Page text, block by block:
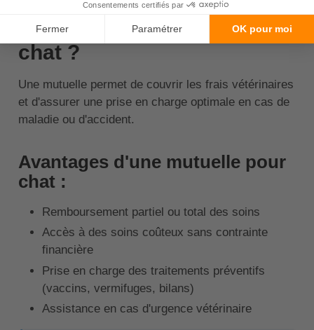
Pourquoi souscrire une
mutuelle santé pour son
chat ?
Une mutuelle permet de couvrir les frais vétérinaires
et d'assurer une prise en charge optimale en cas de
maladie ou d'accident.
Avantages d'une mutuelle pour
chat :
Remboursement partiel ou total des soins
Accès à des soins coûteux sans contrainte
financière
Prise en charge des traitements préventifs
(vaccins, vermifuges, bilans)
Assistance en cas d'urgence vétérinaire